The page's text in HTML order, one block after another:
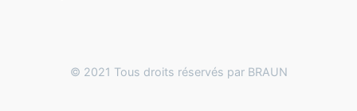
© 2021 Tous droits réservés par BRAUN